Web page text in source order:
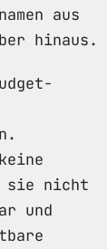
aus
hinaus.
sie nicht
und